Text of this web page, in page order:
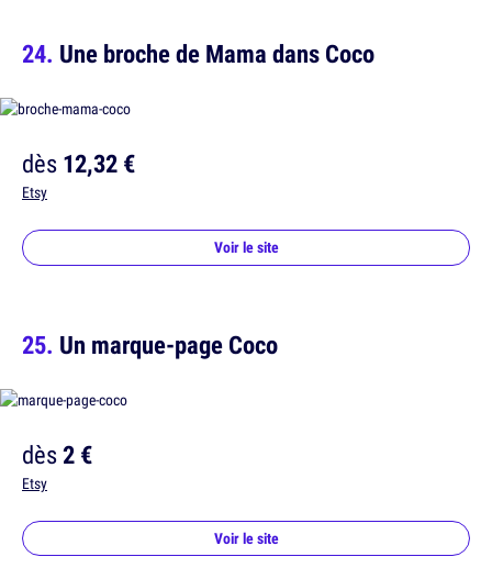
Une broche de Mama dans Coco
dès12,32 €
Etsy
Voir le site
Un marque-page Coco
dès2 €
Etsy
Voir le site